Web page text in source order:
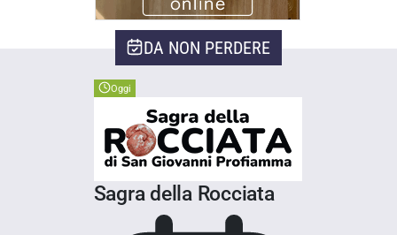
DA NON PERDERE
Oggi
Sagra della Rocciata